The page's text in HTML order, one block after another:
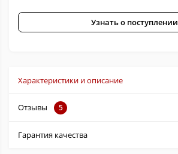
Узнать о поступлении
Характеристики и описание
Отзывы 5
Гарантия качества